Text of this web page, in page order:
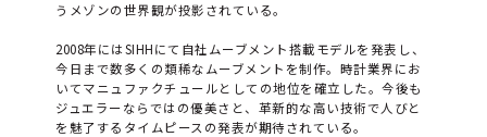
うメゾンの世界観が投影されている。
2008年にはSIHHにて自社ムーブメント搭載モデルを発表し、
今日まで数多くの類稀なムーブメントを制作。時計業界にお
いてマニュファクチュールとしての地位を確立した。今後も
ジュエラーならではの優美さと、革新的な高い技術で人びと
を魅了するタイムピースの発表が期待されている。